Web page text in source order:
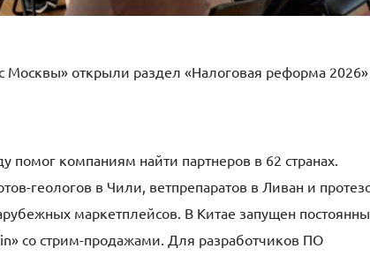
открыли раздел «Налоговая реформа 2026»
помог компаниям найти партнеров в 62 странах.
геологов в Чили, ветпрепаратов в Ливан и
маркетплейсов. В Китае запущен
со стрим-продажами. Для разработчиков ПО